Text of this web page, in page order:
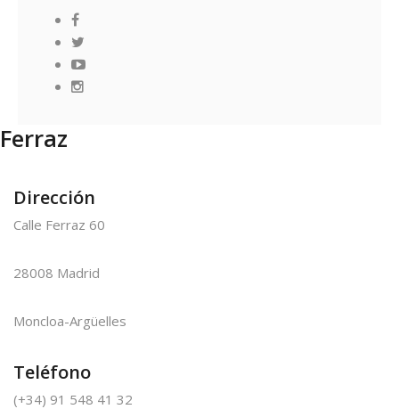
Ferraz
Dirección
Calle Ferraz 60
28008 Madrid
Moncloa-Argüelles
Teléfono
(+34) 91 548 41 32